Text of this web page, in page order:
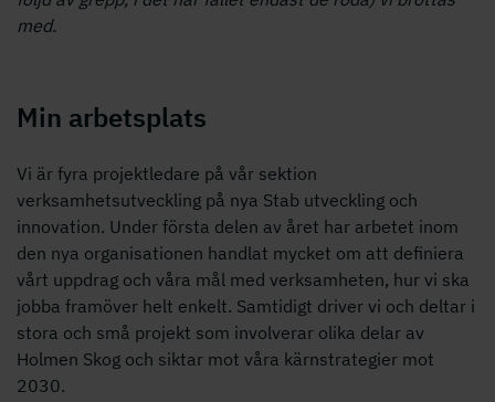
med.
Min arbetsplats
Vi är fyra projektledare på vår sektion
verksamhetsutveckling på nya Stab utveckling och
innovation. Under första delen av året har arbetet inom
den nya organisationen handlat mycket om att definiera
vårt uppdrag och våra mål med verksamheten, hur vi ska
jobba framöver helt enkelt. Samtidigt driver vi och deltar i
stora och små projekt som involverar olika delar av
Holmen Skog och siktar mot våra kärnstrategier mot
2030.